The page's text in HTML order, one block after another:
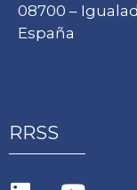
08700 –
España
RRSS